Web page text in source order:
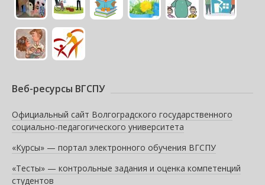
Веб-ресурсы ВГСПУ
Официальный сайт Волгоградского государственного
социально-педагогического университета
«Курсы» — портал электронного обучения ВГСПУ
«Тесты» — контрольные задания и оценка компетенций
студентов